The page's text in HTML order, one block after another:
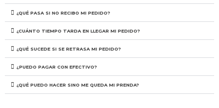
¿QUÉ PASA SI NO RECIBO MI PEDIDO?
¿CUÁNTO TIEMPO TARDA EN LLEGAR MI PEDIDO?
¿QUÉ SUCEDE SI SE RETRASA MI PEDIDO?
¿PUEDO PAGAR CON EFECTIVO?
¿QUÉ PUEDO HACER SINO ME QUEDA MI PRENDA?